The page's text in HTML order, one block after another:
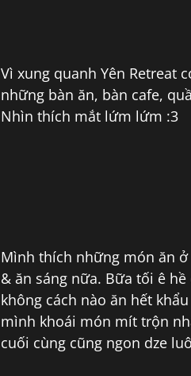
Vì xung quanh Yên Retreat
những bàn ăn, bàn cafe,
Nhìn thích mắt lứm lứm :3
Mình thích những món ăn
& ăn sáng nữa. Bữa tối ê
không cách nào ăn hết
mình khoái món mít trộn
cuối cùng cũng ngon dze